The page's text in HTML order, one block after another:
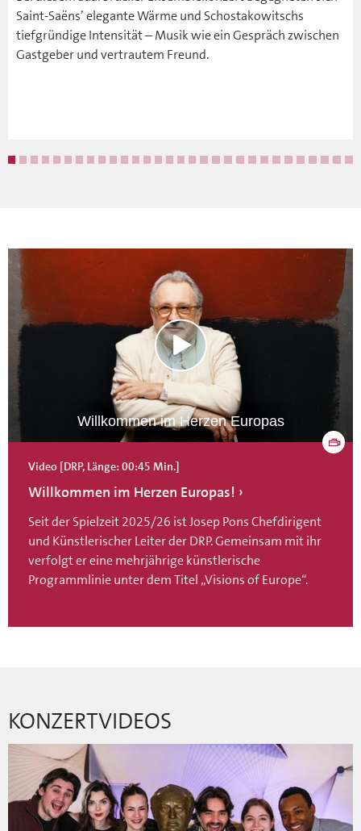
Saint-Saëns’ elegante Wärme und Schostakowitschs
tiefgründige Intensität – Musik wie ein Gespräch zwischen
Gastgeber und vertrautem Freund.
Willkommen im Herzen Europas
Video [DRP, Länge: 00:45 Min.]
Willkommen im Herzen Europas!
Seit der Spielzeit 2025/26 ist Josep Pons Chefdirigent
und Künstlerischer Leiter der DRP. Gemeinsam mit ihr
verfolgt er eine mehrjährige künstlerische
Programmlinie unter dem Titel „Visions of Europe“.
KONZERTVIDEOS